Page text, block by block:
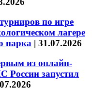
по игре
лагере
парка | 31.07.2026
из онлайн-
России запустил